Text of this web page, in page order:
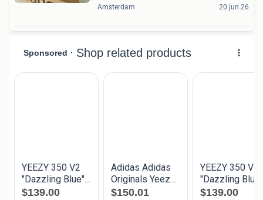
Amsterdam 20 jun 26